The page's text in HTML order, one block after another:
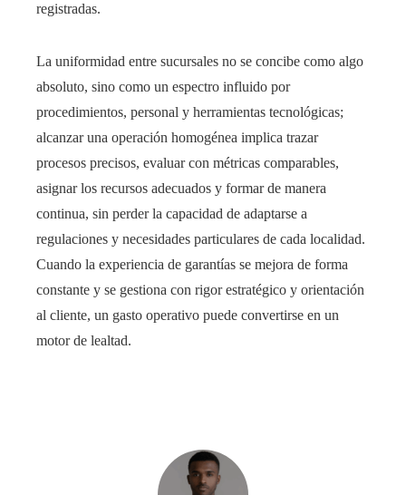
registradas.
La uniformidad entre sucursales no se concibe como algo
absoluto, sino como un espectro influido por
procedimientos, personal y herramientas tecnológicas;
alcanzar una operación homogénea implica trazar
procesos precisos, evaluar con métricas comparables,
asignar los recursos adecuados y formar de manera
continua, sin perder la capacidad de adaptarse a
regulaciones y necesidades particulares de cada localidad.
Cuando la experiencia de garantías se mejora de forma
constante y se gestiona con rigor estratégico y orientación
al cliente, un gasto operativo puede convertirse en un
motor de lealtad.